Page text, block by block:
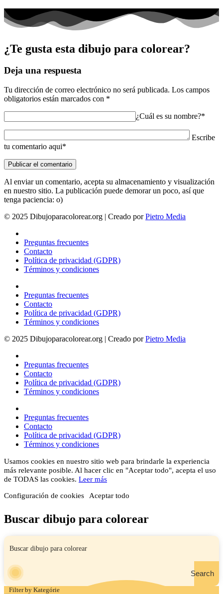
¿Te gusta esta dibujo para colorear?
Deja una respuesta
Tu dirección de correo electrónico no será publicada. Los campos
obligatorios están marcados con *
¿Cuál es su nombre?*
Escribe
tu comentario aqui*
Al enviar un comentario, acepta su almacenamiento y visualización
en nuestro sitio. La publicación puede demorar un poco, así que
tenga paciencia: o)
© 2025 Dibujoparacolorear.org | Creado porPietro Media
Preguntas frecuentes
Contacto
Política de privacidad (GDPR)
Términos y condiciones
Preguntas frecuentes
Contacto
Política de privacidad (GDPR)
Términos y condiciones
© 2025 Dibujoparacolorear.org | Creado porPietro Media
Preguntas frecuentes
Contacto
Política de privacidad (GDPR)
Términos y condiciones
Preguntas frecuentes
Contacto
Política de privacidad (GDPR)
Términos y condiciones
Usamos cookies en nuestro sitio web para brindarle la experiencia
más relevante posible. Al hacer clic en "Aceptar todo", acepta el uso
de TODAS las cookies. Leer más
Configuración de cookies Aceptar todo
Buscar dibujo para colorear
Search
Filter by Kategórie